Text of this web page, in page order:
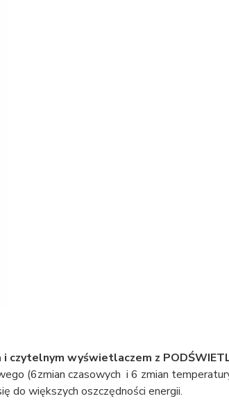
czytelnym wyświetlaczem z
(6zmian czasowych i 6 zmian
do większych oszczędności energii.